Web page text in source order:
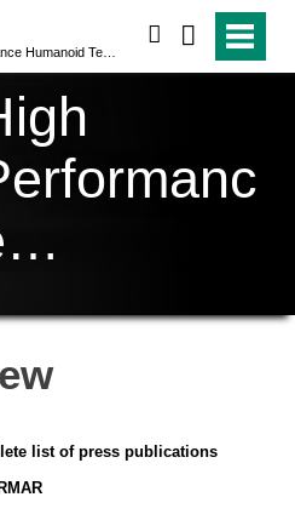
list of press publications